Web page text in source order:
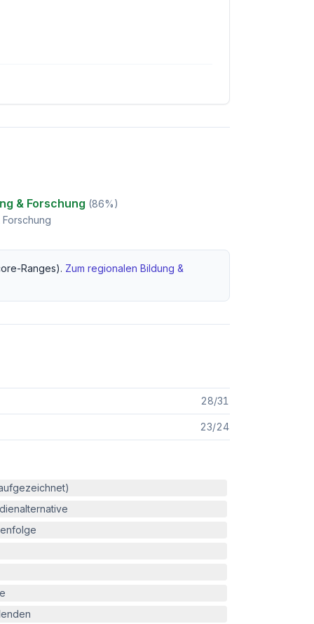
& Forschung (86%)
Ranges). Zum regionalen Bildung &
28/31
23/24